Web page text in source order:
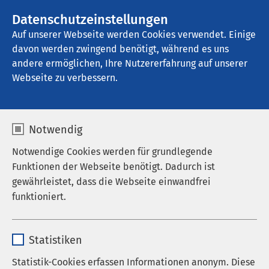
Datenschutzeinstellungen
Auf unserer Webseite werden Cookies verwendet. Einige
davon werden zwingend benötigt, während es uns
andere ermöglichen, Ihre Nutzererfahrung auf unserer
Webseite zu verbessern.
Notwendig
Notwendige Cookies werden für grundlegende
Funktionen der Webseite benötigt. Dadurch ist
gewährleistet, dass die Webseite einwandfrei
funktioniert.
Anbieter sgalinski
Statistiken
Statistik-Cookies erfassen Informationen anonym. Diese
AMEOS Klinikum Aschersleben